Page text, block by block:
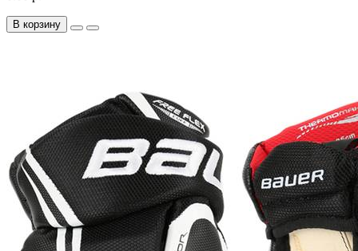
В корзину